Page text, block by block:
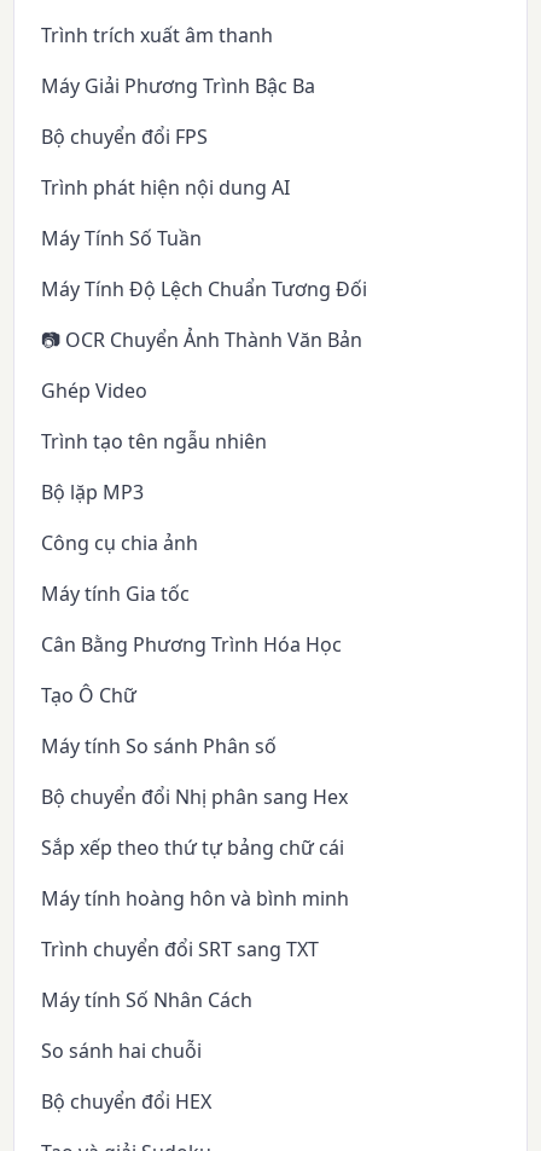
Trình trích xuất âm thanh
Máy Giải Phương Trình Bậc Ba
Bộ chuyển đổi FPS
Trình phát hiện nội dung AI
Máy Tính Số Tuần
Máy Tính Độ Lệch Chuẩn Tương Đối
📷 OCR Chuyển Ảnh Thành Văn Bản
Ghép Video
Trình tạo tên ngẫu nhiên
Bộ lặp MP3
Công cụ chia ảnh
Máy tính Gia tốc
Cân Bằng Phương Trình Hóa Học
Tạo Ô Chữ
Máy tính So sánh Phân số
Bộ chuyển đổi Nhị phân sang Hex
Sắp xếp theo thứ tự bảng chữ cái
Máy tính hoàng hôn và bình minh
Trình chuyển đổi SRT sang TXT
Máy tính Số Nhân Cách
So sánh hai chuỗi
Bộ chuyển đổi HEX